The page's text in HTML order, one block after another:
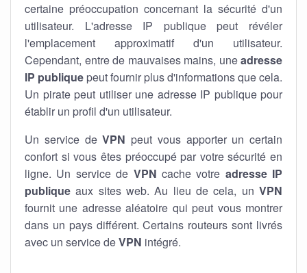
certaine préoccupation concernant la sécurité d'un
utilisateur. L'adresse IP publique peut révéler
l'emplacement approximatif d'un utilisateur.
Cependant, entre de mauvaises mains, uneadresse
IP publique peut fournir plus d'informations que cela.
Un pirate peut utiliser une adresse IP publique pour
établir un profil d'un utilisateur.
Un service deVPN peut vous apporter un certain
confort si vous êtes préoccupé par votre sécurité en
ligne. Un service de VPN cache votre adresse IP
publique aux sites web. Au lieu de cela, un VPN
fournit une adresse aléatoire qui peut vous montrer
dans un pays différent. Certains routeurs sont livrés
avec un service deVPN intégré.